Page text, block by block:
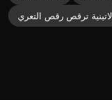
لاتينية ترقص رقص التعري